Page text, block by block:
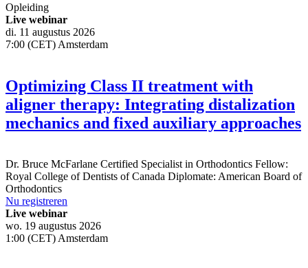
Opleiding
Live webinar
di. 11 augustus 2026
7:00 (CET) Amsterdam
Optimizing Class II treatment with
aligner therapy: Integrating distalization
mechanics and fixed auxiliary approaches
Dr. Bruce McFarlane Certified Specialist in Orthodontics Fellow:
Royal College of Dentists of Canada Diplomate: American Board of
Orthodontics
Nu registreren
Live webinar
wo. 19 augustus 2026
1:00 (CET) Amsterdam